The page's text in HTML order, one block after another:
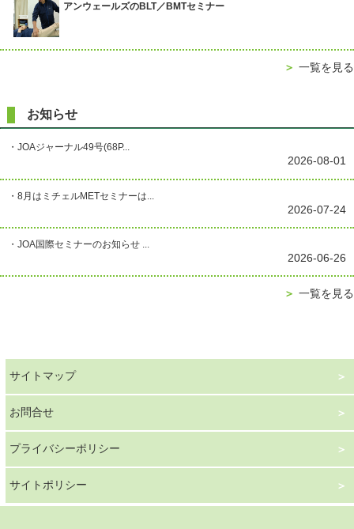
アンウェールズのBLT／BMTセミナー
＞ 一覧を見る
お知らせ
・JOAジャーナル49号(68P...
2026-08-01
・8月はミチェルMETセミナーは...
2026-07-24
・JOA国際セミナーのお知らせ ...
2026-06-26
＞ 一覧を見る
サイトマップ
お問合せ
プライバシーポリシー
サイトポリシー